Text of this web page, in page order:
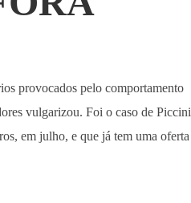
provocados pelo comportamento
vulgarizou. Foi o caso de Piccini
em julho, e que já tem uma oferta